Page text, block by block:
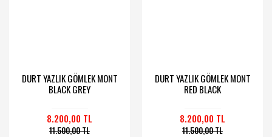
DURT YAZLIK GÖMLEK MONT
BLACK GREY
8.200,00 TL
11.500,00 TL
DURT YAZLIK GÖMLEK MONT
RED BLACK
8.200,00 TL
11.500,00 TL